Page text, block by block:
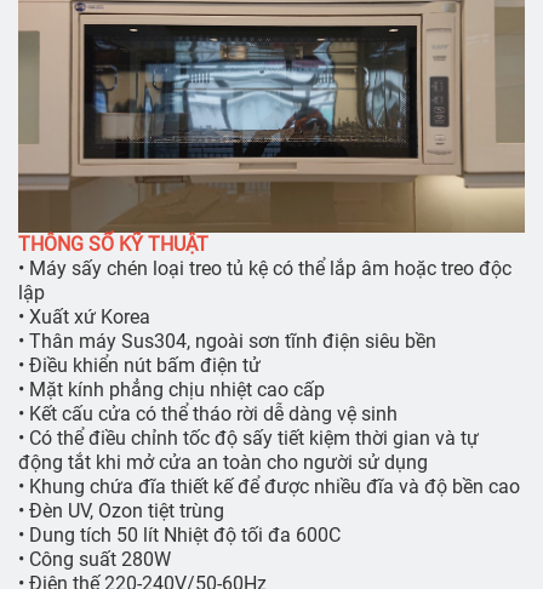
THÔNG SỐ KỸ THUẬT
• Máy sấy chén loại treo tủ kệ có thể lắp âm hoặc treo độc
lập
• Xuất xứ Korea
• Thân máy Sus304, ngoài sơn tĩnh điện siêu bền
• Điều khiển nút bấm điện tử
• Mặt kính phẳng chịu nhiệt cao cấp
• Kết cấu cửa có thể tháo rời dễ dàng vệ sinh
• Có thể điều chỉnh tốc độ sấy tiết kiệm thời gian và tự
động tắt khi mở cửa an toàn cho người sử dụng
• Khung chứa đĩa thiết kế để được nhiều đĩa và độ bền cao
• Đèn UV, Ozon tiệt trùng
• Dung tích 50 lít Nhiệt độ tối đa 600C
• Công suất 280W
• Điện thế 220-240V/50-60Hz